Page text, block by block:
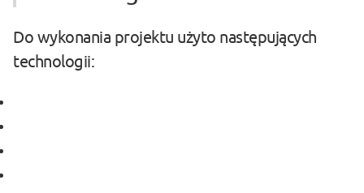
Do wykonania projektu użyto następujących
technologii: